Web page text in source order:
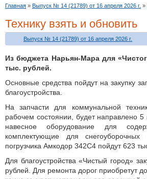
Главная » Выпуск № 14 (21789) от 16 апреля 2026 г. »
Технику взять и обновить
Выпуск № 14 (21789) от 16 апреля 2026 г.
Из бюджета Нарьян-Мара для
тыс. рублей.
Основные средства пойдут на закупку
благоустройства.
На запчасти для коммунальной
рабочем состоянии, будет направлено
навесное оборудование для
комплектующие для
погрузчика Амкодор 342С4 пойдут 623
Для благоустройства «Чистый город»
рублей. Для ремонта дорог приобретут